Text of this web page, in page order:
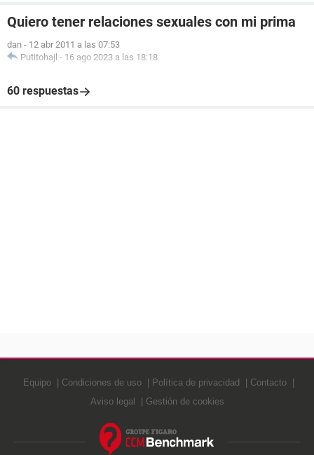
Quiero tener relaciones sexuales con mi prima
dan - 12 abr 2011 a las 07:53
Putitohajl - 16 ago 2023 a las 18:18
60 respuestas
Equipo Condiciones de uso Política de privacidad
Contacto
Aviso legal
Gestión de cookies